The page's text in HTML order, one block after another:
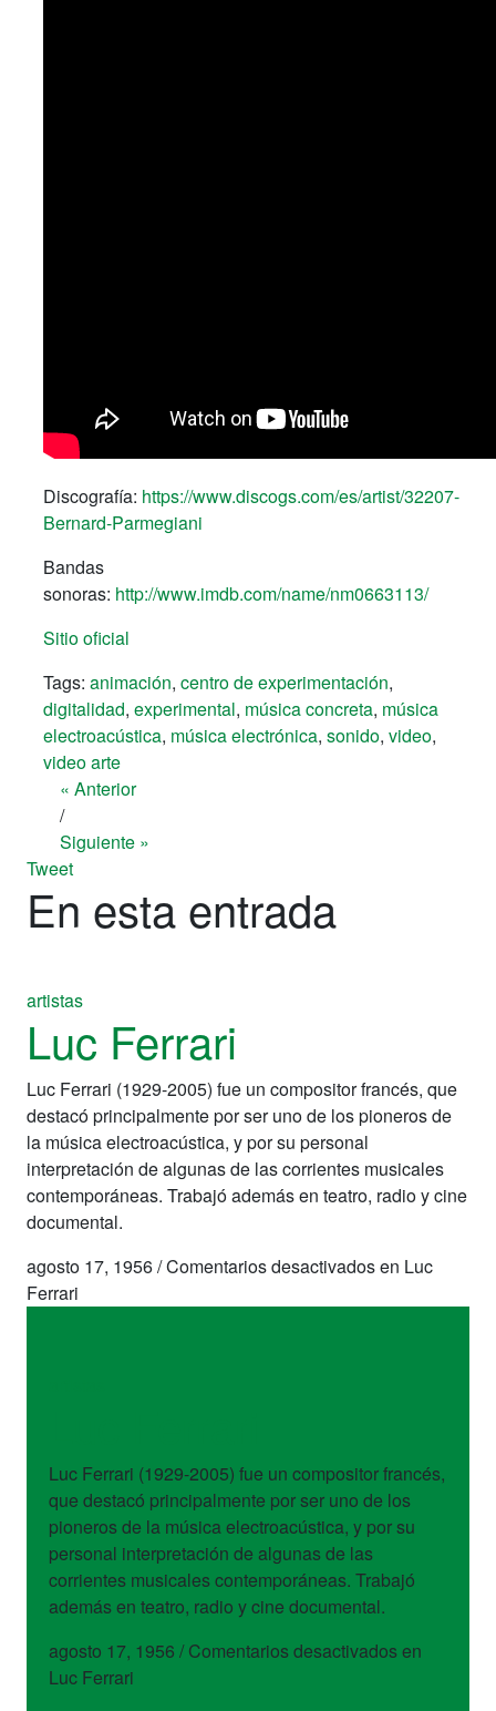
Discografía: https://www.discogs.com/es/artist/32207-
Bernard-Parmegiani
Bandas
sonoras: http://www.imdb.com/name/nm0663113/
Sitio oficial
Tags: animación, centro de experimentación,
digitalidad, experimental, música concreta, música
electroacústica, música electrónica, sonido, video,
video arte
« Anterior
/
Siguiente »
Tweet
En esta entrada
artistas
Luc Ferrari
Luc Ferrari (1929-2005) fue un compositor francés, que
destacó principalmente por ser uno de los pioneros de
la música electroacústica, y por su personal
interpretación de algunas de las corrientes musicales
contemporáneas. Trabajó además en teatro, radio y cine
documental.
agosto 17, 1956/Comentarios desactivadosen Luc
Ferrari
Luc Ferrari (1929-2005) fue un compositor francés,
que destacó principalmente por ser uno de los
pioneros de la música electroacústica, y por su
personal interpretación de algunas de las
corrientes musicales contemporáneas. Trabajó
además en teatro, radio y cine documental.
agosto 17, 1956 / Comentarios desactivadosen
Luc Ferrari